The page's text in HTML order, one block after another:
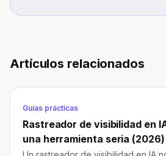
Artículos relacionados
Guías prácticas
Rastreador de visibilidad en
una herramienta seria (2026)